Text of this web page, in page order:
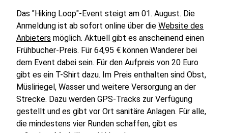
Das "Hiking Loop"-Event steigt am 01. August. Die
Anmeldung ist ab sofort online über die Website des
Anbieters möglich. Aktuell gibt es anscheinend einen
Frühbucher-Preis. Für 64,95 € können Wanderer bei
dem Event dabei sein. Für den Aufpreis von 20 Euro
gibt es ein T-Shirt dazu. Im Preis enthalten sind Obst,
Müsliriegel, Wasser und weitere Versorgung an der
Strecke. Dazu werden GPS-Tracks zur Verfügung
gestellt und es gibt vor Ort sanitäre Anlagen. Für alle,
die mindestens vier Runden schaffen, gibt es